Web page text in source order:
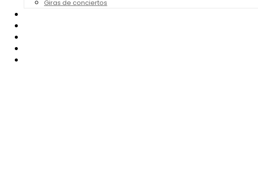
Giras de conciertos